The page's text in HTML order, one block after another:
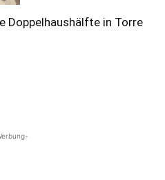
Doppelhaushälfte in Torre